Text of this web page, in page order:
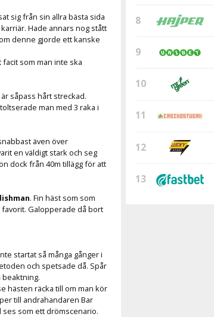
sig från sin allra bästa sida
Hade annars nog stått
denne gjorde ett kanske
som man inte ska
såpass hårt streckad.
man med 3 raka i
även över
en väldigt stark och seg
dock från 40m tillägg för att
. Fin häst som som
Galopperade då bort
startat så många gånger i
och spetsade då. Spår
beaktning.
hästen räcka till om man kör
till andrahandaren Bar
som ett drömscenario.
8
9
10
11
12
13